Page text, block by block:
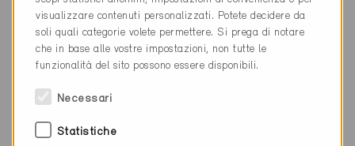
Luogo Schaan
Cantone Liechtenstein
Sito web
visualizzare contenuti personalizzati. Potete decidere da
soli quali categorie volete permettere. Si prega di notare
che in base alle vostre impostazioni, non tutte le
funzionalità del sito possono essere disponibili.
Necessari
Statistiche